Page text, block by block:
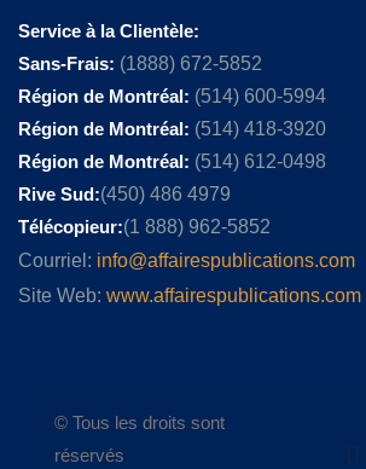
Service à la Clientèle:
Sans-Frais: (1888) 672-5852
Région de Montréal: (514) 600-5994
Région de Montréal: (514) 418-3920
Région de Montréal: (514) 612-0498
Rive Sud:(450) 486 4979
Télécopieur:(1 888) 962-5852
Courriel: info@affairespublications.com
Site Web: www.affairespublications.com
© Tous les droits sont
réservés